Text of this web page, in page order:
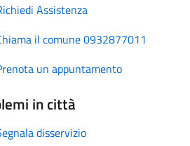
Assistenza
il comune 0932877011
un appuntamento
in città
disservizio